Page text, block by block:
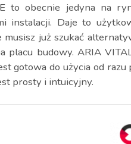
to obecnie jedyna na
instalacji. Daje to
musisz już szukać
placu budowy. ARIA
gotowa do użycia od
prosty i intuicyjny.